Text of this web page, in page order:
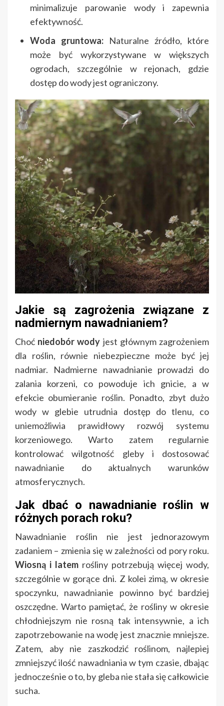
minimalizuje parowanie wody i zapewnia
efektywność.
Woda gruntowa: Naturalne źródło, które
może być wykorzystywane w większych
ogrodach, szczególnie w rejonach, gdzie
dostęp do wody jest ograniczony.
Jakie są zagrożenia związane z
nadmiernym nawadnianiem?
Choć niedobór wody jest głównym zagrożeniem
dla roślin, równie niebezpieczne może być jej
nadmiar. Nadmierne nawadnianie prowadzi do
zalania korzeni, co powoduje ich gnicie, a w
efekcie obumieranie roślin. Ponadto, zbyt dużo
wody w glebie utrudnia dostęp do tlenu, co
uniemożliwia prawidłowy rozwój systemu
korzeniowego. Warto zatem regularnie
kontrolować wilgotność gleby i dostosować
nawadnianie do aktualnych warunków
atmosferycznych.
Jak dbać o nawadnianie roślin w
różnych porach roku?
Nawadnianie roślin nie jest jednorazowym
zadaniem – zmienia się w zależności od pory roku.
Wiosną i latem rośliny potrzebują więcej wody,
szczególnie w gorące dni. Z kolei zimą, w okresie
spoczynku, nawadnianie powinno być bardziej
oszczędne. Warto pamiętać, że rośliny w okresie
chłodniejszym nie rosną tak intensywnie, a ich
zapotrzebowanie na wodę jest znacznie mniejsze.
Zatem, aby nie zaszkodzić roślinom, najlepiej
zmniejszyć ilość nawadniania w tym czasie, dbając
jednocześnie o to, by gleba nie stała się całkowicie
sucha.